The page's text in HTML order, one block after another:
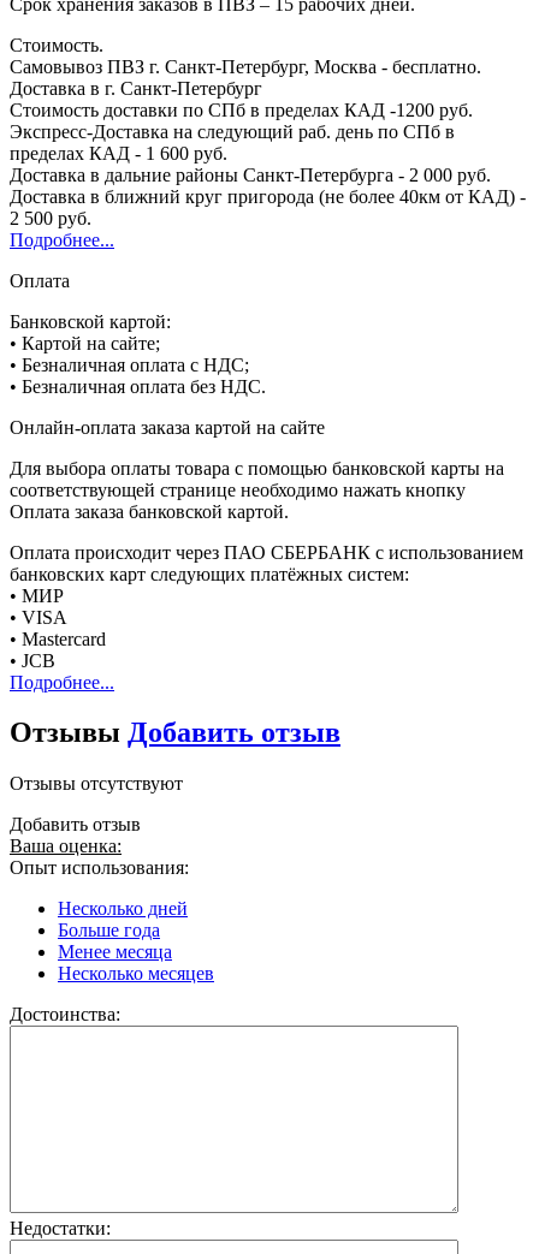
Стоимость.
Самовывоз ПВЗ г. Санкт-Петербург, Москва - бесплатно.
Доставка в г. Санкт-Петербург
Стоимость доставки по СПб в пределах КАД -1200 руб.
Экспресс-Доставка на следующий раб. день по СПб в
пределах КАД - 1 600 руб.
Доставка в дальние районы Санкт-Петербурга - 2 000 руб.
Доставка в ближний круг пригорода (не более 40км от КАД) -
2 500 руб.
Подробнее...
Оплата
Банковской картой:
• Картой на сайте;
• Безналичная оплата с НДС;
• Безналичная оплата без НДС.
Онлайн-оплата заказа картой на сайте
Для выбора оплаты товара с помощью банковской карты на
соответствующей странице необходимо нажать кнопку
Оплата заказа банковской картой.
Оплата происходит через ПАО СБЕРБАНК с использованием
банковских карт следующих платёжных систем:
• МИР
• VISA
• Mastercard
• JCB
Подробнее...
Отзывы Добавить отзыв
Отзывы отсутствуют
Добавить отзыв
Ваша оценка:
Опыт использования:
Несколько дней
Больше года
Менее месяца
Несколько месяцев
Достоинства:
Недостатки: